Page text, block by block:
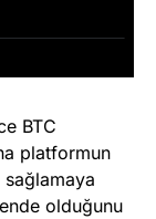
BTC
platformun
olduğunu